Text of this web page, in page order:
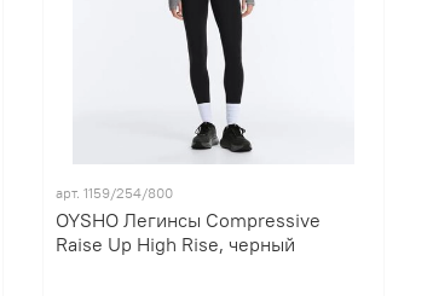
арт. 1159/254/800
OYSHO Легинсы Compressive
Raise Up High Rise, черный